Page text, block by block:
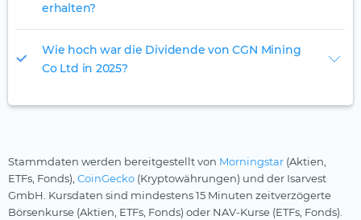
erhalten?
Wie hoch war die Dividende von CGN Mining
Co Ltd in 2025?
Stammdaten werden bereitgestellt von Morningstar (Aktien,
ETFs, Fonds), CoinGecko (Kryptowährungen) und der Isarvest
GmbH. Kursdaten sind mindestens 15 Minuten zeitverzögerte
Börsenkurse (Aktien, ETFs, Fonds) oder NAV-Kurse (ETFs, Fonds).